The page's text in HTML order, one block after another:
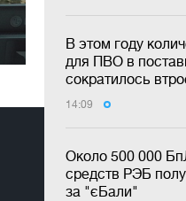
В этом году
для ПВО в
сократилось
14:09
Около 500 000
средств РЭБ
за "єБали"